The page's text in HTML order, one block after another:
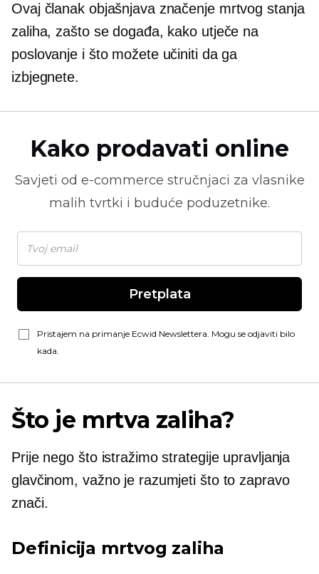
Ovaj članak objašnjava značenje mrtvog stanja
zaliha, zašto se događa, kako utječe na
poslovanje i što možete učiniti da ga
izbjegnete.
Kako prodavati online
Savjeti od e-commerce stručnjaci za vlasnike
malih tvrtki i buduće poduzetnike.
Pretplata
Pristajem na primanje Ecwid Newslettera. Mogu se odjaviti bilo
kada.
Što je mrtva zaliha?
Prije nego što istražimo strategije upravljanja
glavčinom, važno je razumjeti što to zapravo
znači.
Definicija mrtvog zaliha